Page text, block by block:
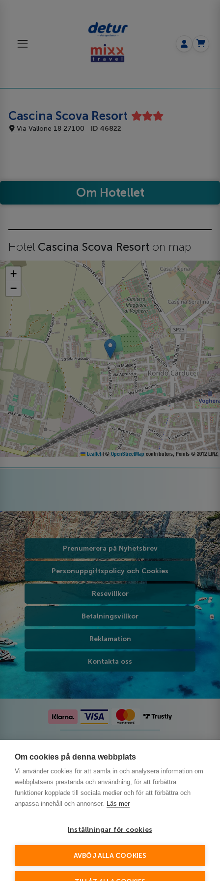
Om cookies på denna webbplats
Vi använder cookies för att samla in och analysera information om
webbplatsens prestanda och användning, för att förbättra
funktioner kopplade till sociala medier och för att förbättra och
anpassa innehåll och annonser. Läs mer
Inställningar för cookies
AVBÖJ ALLA COOKIES
Cascina Scova Resort
Via Vallone 18 27100 ID 46822
Om Hotellet
Hotel Cascina Scova Resort on map
+
−
Leaflet | © OpenStreetMap contributors, Points © 2012 LINZ
Prenumerera på Nyhetsbrev
Personuppgiftspolicy och Cookies
Resevillkor
Betalningsvillkor
Reklamation
Kontakta oss
This site is protected by reCAPTCHA and the Google
andTerms of Service apply.